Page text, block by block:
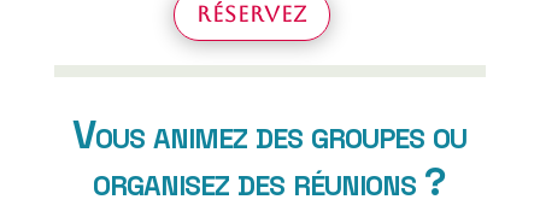
Réservez
Vous animez des groupes ou
organisez des réunions ?